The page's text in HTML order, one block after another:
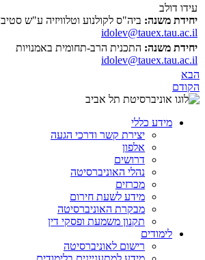
עידו דולב
יחידת משנה: ביה"ס לקולנוע וטלוויזיה ע"ש
idolev@tauex.tau.ac.il
יחידת משנה: התכנית הרב-תחומית באמנויות
idolev@tauex.tau.ac.il
הבא
הקודם
מידע כללי
יצירת קשר ודרכי הגעה
אלפון
דרושים
נהלי האוניברסיטה
מכרזים
מידע לשעת חירום
מבקרת האוניברסיטה
תקנון משמעת ופסקי דין
לימודים
רישום לאוניברסיטה